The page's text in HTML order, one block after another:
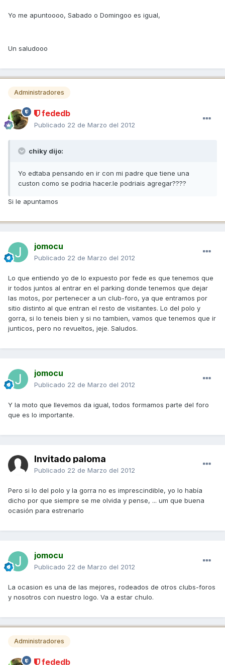
Yo me apuntoooo, Sabado o Domingoo es igual,
Un saludooo
Administradores
fededb
Publicado 22 de Marzo del 2012
chiky dijo:
Yo edtaba pensando en ir con mi padre que tiene una
custon como se podria hacer.le podriais agregar????
Si le apuntamos
jomocu
Publicado 22 de Marzo del 2012
Lo que entiendo yo de lo expuesto por fede es que tenemos que
ir todos juntos al entrar en el parking donde tenemos que dejar
las motos, por pertenecer a un club-foro, ya que entramos por
sitio distinto al que entran el resto de visitantes. Lo del polo y
gorra, si lo teneis bien y si no tambien, vamos que tenemos que ir
junticos, pero no revueltos, jeje. Saludos.
jomocu
Publicado 22 de Marzo del 2012
Y la moto que llevemos da igual, todos formamos parte del foro
que es lo importante.
Invitado paloma
Publicado 22 de Marzo del 2012
Pero si lo del polo y la gorra no es imprescindible, yo lo había
dicho por que siempre se me olvida y pense, ... um que buena
ocasión para estrenarlo
jomocu
Publicado 22 de Marzo del 2012
La ocasion es una de las mejores, rodeados de otros clubs-foros
y nosotros con nuestro logo. Va a estar chulo.
Administradores
fededb